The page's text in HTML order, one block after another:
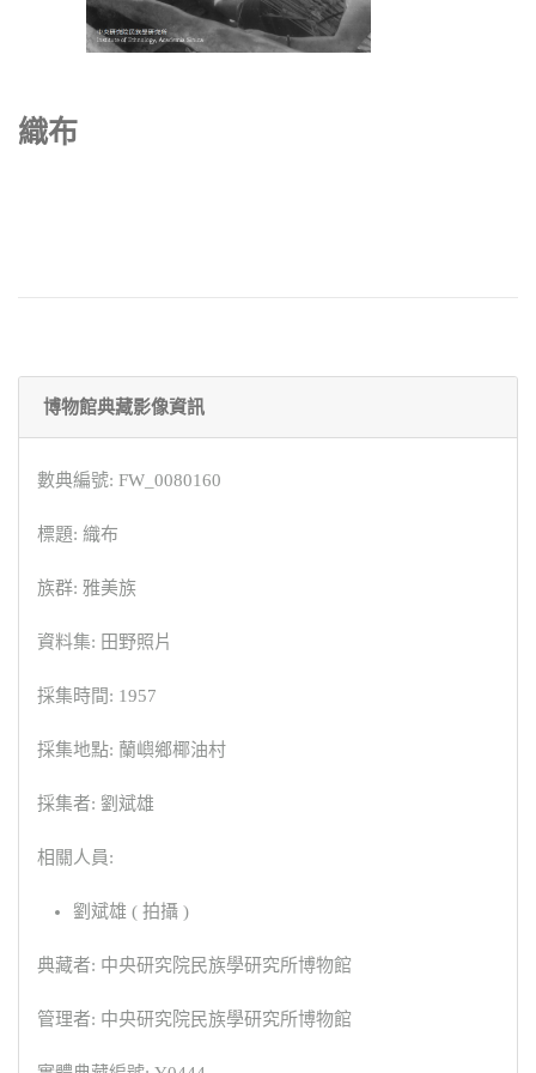
織布
博物館典藏影像資訊
數典編號: FW_0080160
標題: 織布
族群: 雅美族
資料集: 田野照片
採集時間: 1957
採集地點: 蘭嶼鄉椰油村
採集者: 劉斌雄
相關人員:
劉斌雄 ( 拍攝 )
典藏者: 中央研究院民族學研究所博物館
管理者: 中央研究院民族學研究所博物館